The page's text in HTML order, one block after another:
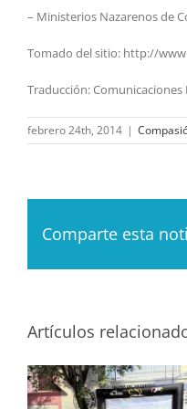
– Ministerios Nazarenos de
Tomado del sitio: http://
Traducción: Comunicaciones
febrero 24th, 2014 |
Comparte esta
Artículos